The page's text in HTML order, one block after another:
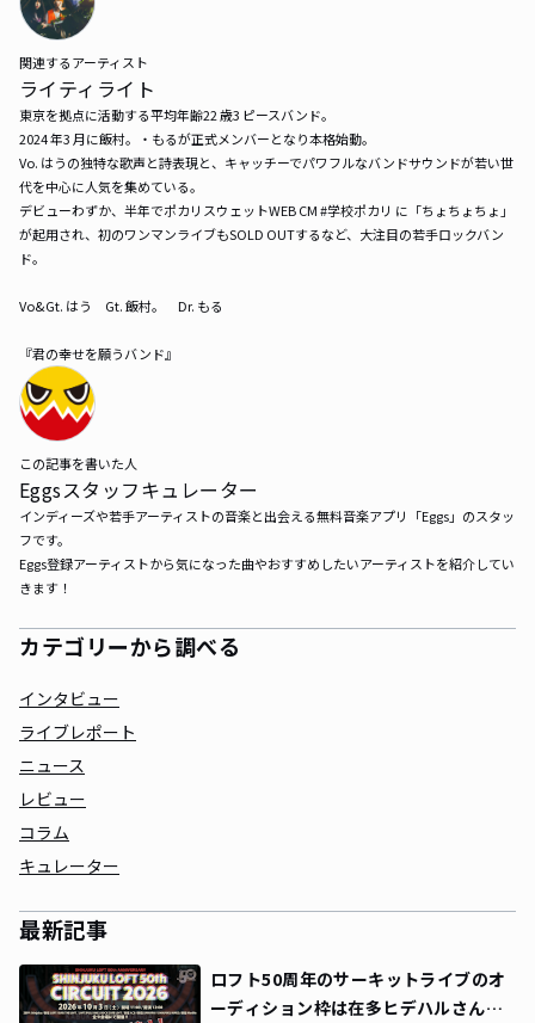
関連するアーティスト
ライティライト
東京を拠点に活動する平均年齢22 歳3 ピースバンド。
2024 年3 月に飯村。・もるが正式メンバーとなり本格始動。
Vo. はうの独特な歌声と詩表現と、キャッチーでパワフルなバンドサウンドが若い世
代を中心に人気を集めている。
デビューわずか、半年でポカリスウェットWEB CM #学校ポカリ に「ちょちょちょ」
が起用され、初のワンマンライブもSOLD OUTするなど、大注目の若手ロックバン
ド。
Vo&Gt. はう　Gt. 飯村。　Dr. もる
『君の幸せを願うバンド』
この記事を書いた人
Eggsスタッフキュレーター
インディーズや若手アーティストの音楽と出会える無料音楽アプリ「Eggs」のスタッ
フです。
Eggs登録アーティストから気になった曲やおすすめしたいアーティストを紹介してい
きます！
カテゴリーから調べる
インタビュー
ライブレポート
ニュース
レビュー
コラム
キュレーター
最新記事
ロフト50周年のサーキットライブのオ
ーディション枠は在多ヒデハルさんに